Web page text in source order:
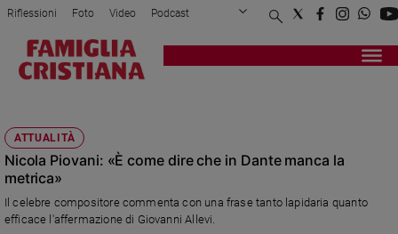
Attualità
Politica
Mondo
Economia
Legalità
e
Riflessioni Foto Video Podcast
Privacy Policy Chi siamo
Registrati Redazione
ATTUALITÀ
Nicola Piovani: «È come dire che in Dante manca la
metrica»
Il celebre compositore commenta con una frase tanto lapidaria quanto
efficace l'affermazione di Giovanni Allevi.